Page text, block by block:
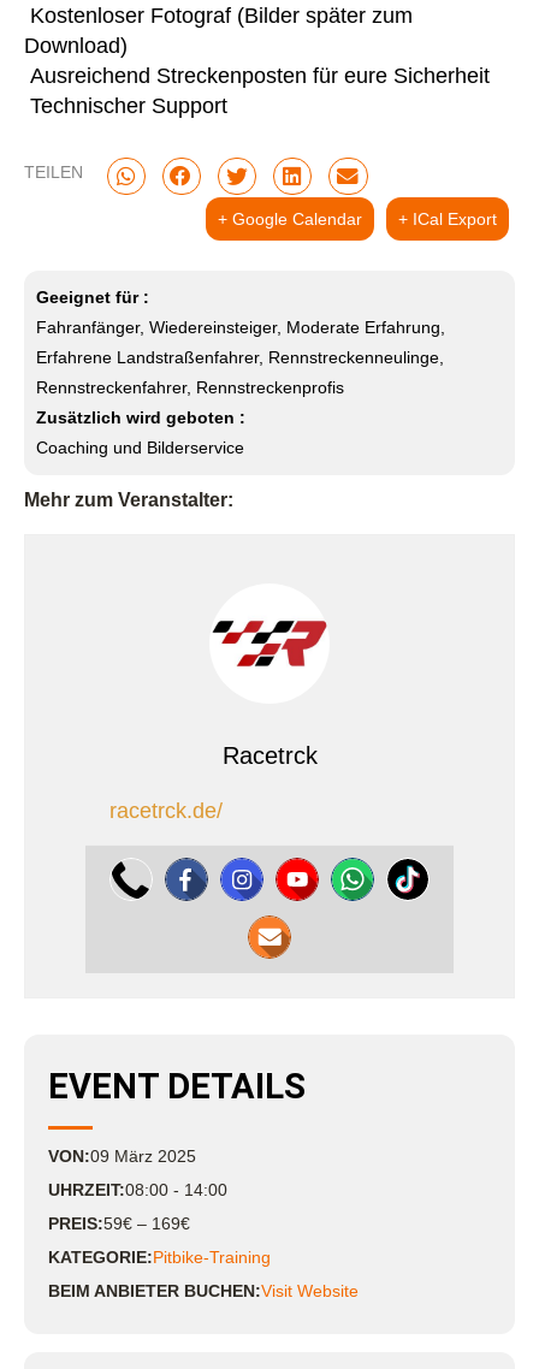
Kostenloser Fotograf (Bilder später zum
Download)
Ausreichend Streckenposten für eure Sicherheit
Technischer Support
TEILEN
+ Google Calendar + ICal Export
Geeignet für :
Fahranfänger, Wiedereinsteiger, Moderate Erfahrung,
Erfahrene Landstraßenfahrer, Rennstreckenneulinge,
Rennstreckenfahrer, Rennstreckenprofis
Zusätzlich wird geboten :
Coaching und Bilderservice
Mehr zum Veranstalter:
Racetrck
racetrck.de/
EVENT DETAILS
VON:09 März 2025
UHRZEIT:08:00 - 14:00
PREIS:59€ – 169€
KATEGORIE:Pitbike-Training
BEIM ANBIETER BUCHEN:Visit Website